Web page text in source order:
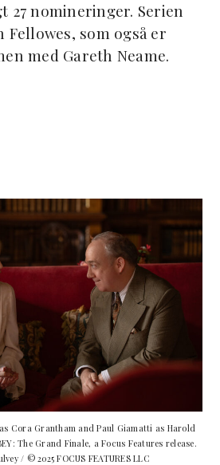
27 nomineringer. Serien
Fellowes, som også er
med Gareth Neame.
Cora Grantham and Paul Giamatti as Harold
The Grand Finale, a Focus Features release.
/ © 2025 FOCUS FEATURES LLC